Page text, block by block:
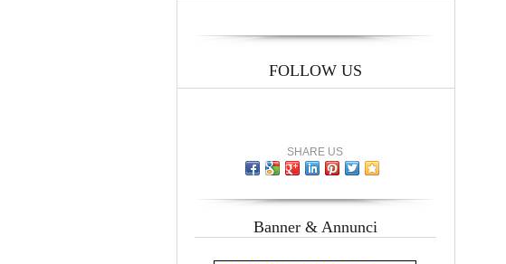
FOLLOW US
SHARE US
Banner & Annunci